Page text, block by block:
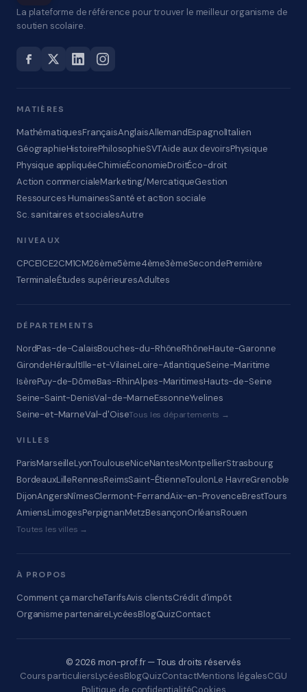
La plateforme de référence pour trouver le meilleur organisme de
soutien scolaire.
MATIÈRES
MathématiquesFrançaisAnglaisAllemandEspagnolItalien
GéographieHistoirePhilosophieSVTAide aux devoirsPhysique
Physique appliquéeChimieÉconomieDroitÉco-droit
Action commercialeMarketing/MercatiqueGestion
Ressources HumainesSanté et action sociale
Sc. sanitaires et socialesAutre
NIVEAUX
CPCE1CE2CM1CM26ème5ème4ème3èmeSecondePremière
TerminaleÉtudes supérieuresAdultes
DÉPARTEMENTS
NordPas-de-CalaisBouches-du-RhôneRhôneHaute-Garonne
GirondeHéraultIlle-et-VilaineLoire-AtlantiqueSeine-Maritime
IsèrePuy-de-DômeBas-RhinAlpes-MaritimesHauts-de-Seine
Seine-Saint-DenisVal-de-MarneEssonneYvelines
Seine-et-MarneVal-d'OiseTous les départements →
VILLES
ParisMarseilleLyonToulouseNiceNantesMontpellierStrasbourg
BordeauxLilleRennesReimsSaint-ÉtienneToulonLe HavreGrenoble
DijonAngersNîmesClermont-FerrandAix-en-ProvenceBrestTours
AmiensLimogesPerpignanMetzBesançonOrléansRouen
Toutes les villes →
À PROPOS
Comment ça marcheTarifsAvis clientsCrédit d'impôt
Organisme partenaireLycéesBlogQuizContact
© 2026 mon-prof.fr — Tous droits réservés
Cours particuliersLycéesBlogQuizContactMentions légalesCGU
Politique de confidentialitéCookies